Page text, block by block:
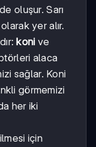
oluşur. Sarı
yer alır.
koni ve
alaca
sağlar. Koni
görmemizi
her iki
için